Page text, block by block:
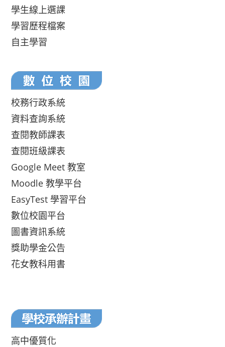
學生線上選課
學習歷程檔案
自主學習
校務行政系統
資料查詢系統
查閱教師課表
查閱班級課表
Google Meet 教室
Moodle 教學平台
EasyTest 學習平台
數位校園平台
圖書資訊系統
獎助學金公告
花女教科用書
高中優質化